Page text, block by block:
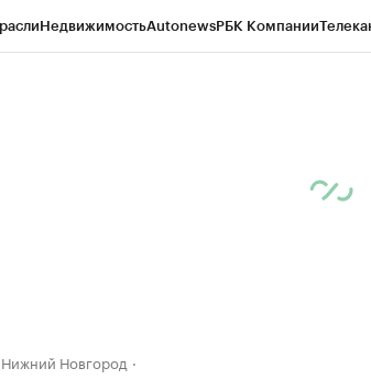
НедвижимостьAutonewsРБК Компании
Нижний Новгород